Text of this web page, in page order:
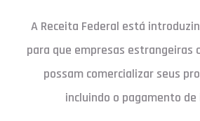
A Receita Federal está
para que empresas estrangeiras
possam comercializar seus
incluindo o pagamento